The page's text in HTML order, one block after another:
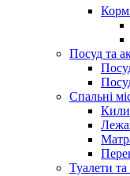
Посуд та
Спальні
Туалети